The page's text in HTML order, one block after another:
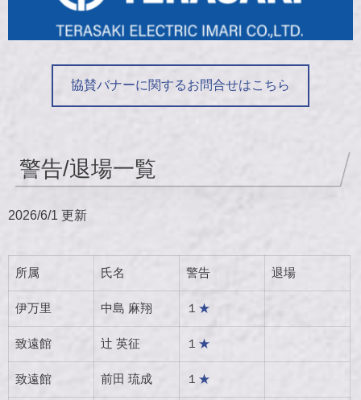
協賛バナーに関するお問合せはこちら
警告/退場一覧
2026/6/1 更新
所属 氏名 警告 退場
伊万里 中島 麻翔 １ ★
致遠館 辻 英征 １ ★
致遠館 前田 琉成 １ ★